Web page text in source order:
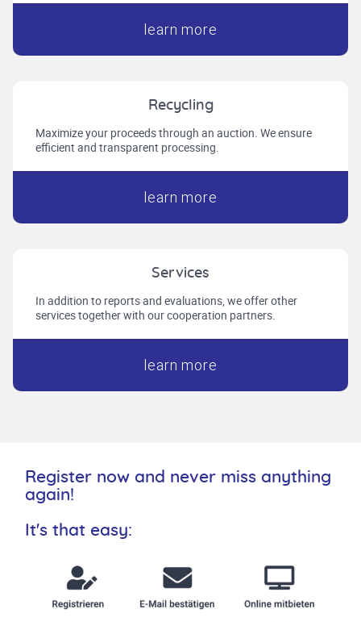
learn more
Recycling
Maximize your proceeds through an auction. We ensure
efficient and transparent processing.
learn more
Services
In addition to reports and evaluations, we offer other
services together with our cooperation partners.
learn more
Register now and never miss anything
again!
It's that easy: